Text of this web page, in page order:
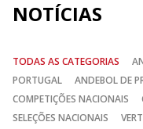
NOTÍCIAS
TODAS AS CATEGORIAS
PORTUGAL
ANDEBOL DE
COMPETIÇÕES NACIONAIS
SELEÇÕES NACIONAIS